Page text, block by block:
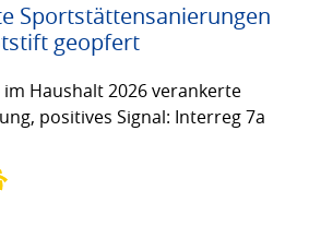
Sportstättensanierungen
geopfert
Haushalt 2026 verankerte
positives Signal: Interreg 7a